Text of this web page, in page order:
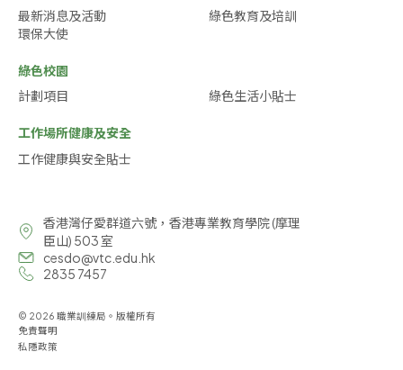
最新消息及活動
綠色教育及培訓
環保大使
綠色校園
計劃項目
綠色生活小貼士
工作場所健康及安全
工作健康與安全貼士
香港灣仔愛群道六號，香港專業教育學院 (摩理
臣山) 503 室
cesdo@vtc.edu.hk
2835 7457
© 2026 職業訓練局。版權所有
免責聲明
私隱政策